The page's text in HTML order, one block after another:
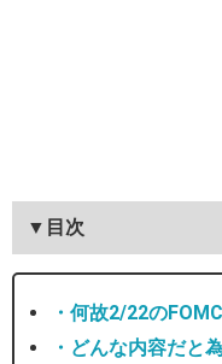
▼目次
・何故2/22の
・どんな内容だと